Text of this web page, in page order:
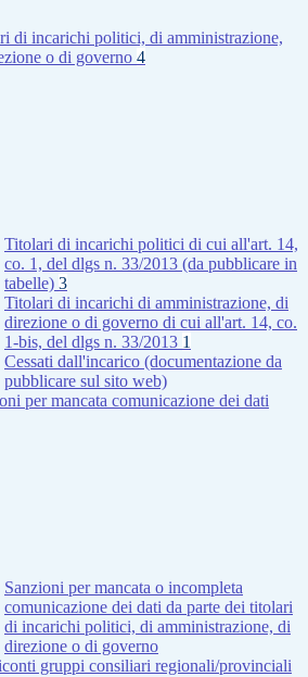
di incarichi politici, di amministrazione,
o di governo 4
Titolari di incarichi politici di cui all'art. 14,
co. 1, del dlgs n. 33/2013 (da pubblicare in
tabelle) 3
Titolari di incarichi di amministrazione, di
direzione o di governo di cui all'art. 14, co.
1-bis, del dlgs n. 33/2013 1
Cessati dall'incarico (documentazione da
pubblicare sul sito web)
per mancata comunicazione dei dati
Sanzioni per mancata o incompleta
comunicazione dei dati da parte dei titolari
di incarichi politici, di amministrazione, di
direzione o di governo
gruppi consiliari regionali/provinciali